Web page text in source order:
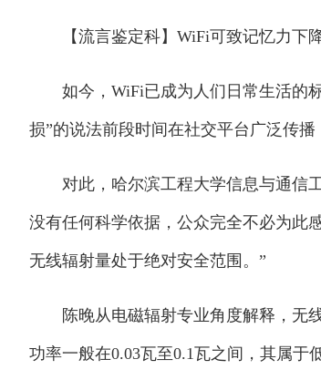
【流言鉴定科】WiFi可致记忆力下
如今，WiFi已成为人们日常生活的标
损”的说法前段时间在社交平台广泛传
对此，哈尔滨工程大学信息与通信工
没有任何科学依据，公众完全不必为此
无线辐射量处于绝对安全范围。”
陈晚从电磁辐射专业角度解释，无线
功率一般在0.03瓦至0.1瓦之间，其属于